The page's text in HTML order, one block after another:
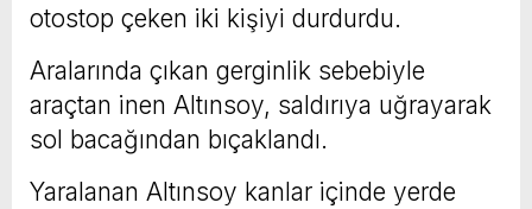
otostop çeken iki kişiyi durdurdu.
Aralarında çıkan gerginlik sebebiyle
araçtan inen Altınsoy, saldırıya uğrayarak
sol bacağından bıçaklandı.
Yaralanan Altınsoy kanlar içinde yerde